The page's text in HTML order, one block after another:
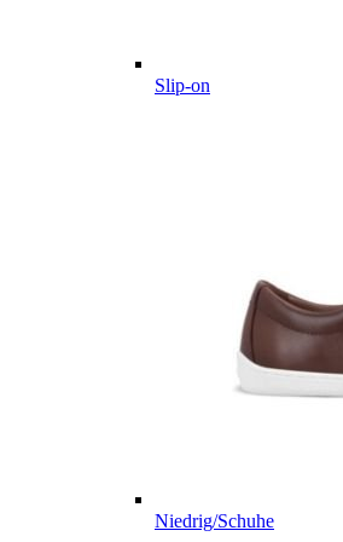
Slip-on
Niedrig/Schuhe